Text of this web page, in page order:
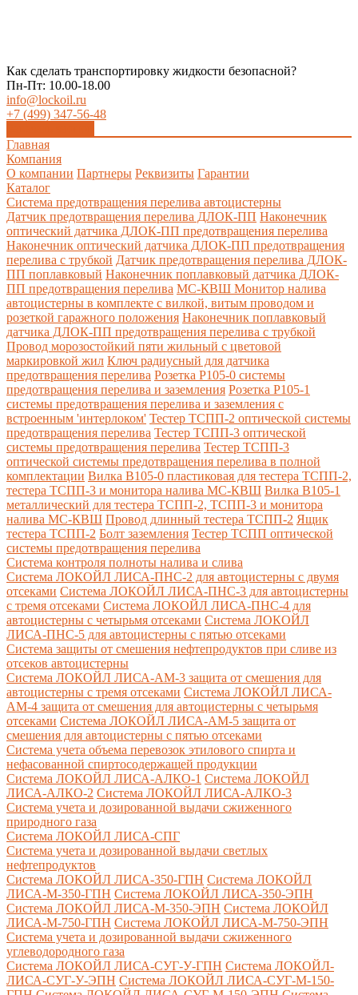
Как сделать транспортировку жидкости безопасной?
Пн-Пт: 10.00-18.00
info@lockoil.ru
+7 (499) 347-56-48
Главная
Компания
О компании Партнеры Реквизиты Гарантии
Каталог
Система предотвращения перелива автоцистерны
Датчик предотвращения перелива ДЛОК-ПП Наконечник
оптический датчика ДЛОК-ПП предотвращения перелива
Наконечник оптический датчика ДЛОК-ПП предотвращения
перелива с трубкой Датчик предотвращения перелива ДЛОК-
ПП поплавковый Наконечник поплавковый датчика ДЛОК-
ПП предотвращения перелива МС-КВШ Монитор налива
автоцистерны в комплекте с вилкой, витым проводом и
розеткой гаражного положения Наконечник поплавковый
датчика ДЛОК-ПП предотвращения перелива с трубкой
Провод морозостойкий пяти жильный с цветовой
маркировкой жил Ключ радиусный для датчика
предотвращения перелива Розетка Р105-0 системы
предотвращения перелива и заземления Розетка Р105-1
системы предотвращения перелива и заземления с
встроенным 'интерлоком' Тестер ТСПП-2 оптической системы
предотвращения перелива Тестер ТСПП-3 оптической
системы предотвращения перелива Тестер ТСПП-3
оптической системы предотвращения перелива в полной
комплектации Вилка В105-0 пластиковая для тестера ТСПП-2,
тестера ТСПП-3 и монитора налива МС-КВШ Вилка В105-1
металлический для тестера ТСПП-2, ТСПП-3 и монитора
налива МС-КВШ Провод длинный тестера ТСПП-2 Ящик
тестера ТСПП-2 Болт заземления Тестер ТСПП оптической
системы предотвращения перелива
Cистема контроля полноты налива и слива
Система ЛОКОЙЛ ЛИСА-ПНС-2 для автоцистерны с двумя
отсеками Система ЛОКОЙЛ ЛИСА-ПНС-3 для автоцистерны
с тремя отсеками Система ЛОКОЙЛ ЛИСА-ПНС-4 для
автоцистерны с четырьмя отсеками Система ЛОКОЙЛ
ЛИСА-ПНС-5 для автоцистерны с пятью отсеками
Система защиты от смешения нефтепродуктов при сливе из
отсеков автоцистерны
Система ЛОКОЙЛ ЛИСА-AM-3 защита от смешения для
автоцистерны с тремя отсеками Система ЛОКОЙЛ ЛИСА-
AM-4 защита от смешения для автоцистерны с четырьмя
отсеками Система ЛОКОЙЛ ЛИСА-AM-5 защита от
смешения для автоцистерны с пятью отсеками
Система учета объема перевозок этилового спирта и
нефасованной спиртосодержащей продукции
Система ЛОКОЙЛ ЛИСА-AЛКО-1 Система ЛОКОЙЛ
ЛИСА-АЛКО-2 Система ЛОКОЙЛ ЛИСА-АЛКО-3
Система учета и дозированной выдачи сжиженного
природного газа
Система ЛОКОЙЛ ЛИСА-СПГ
Система учета и дозированной выдачи светлых
нефтепродуктов
Система ЛОКОЙЛ ЛИСА-350-ГПН Система ЛОКОЙЛ
ЛИСА-М-350-ГПН Система ЛОКОЙЛ ЛИСА-350-ЭПН
Система ЛОКОЙЛ ЛИСА-М-350-ЭПН Система ЛОКОЙЛ
ЛИСА-М-750-ГПН Система ЛОКОЙЛ ЛИСА-М-750-ЭПН
Система учета и дозированной выдачи сжиженного
углеводородного газа
Система ЛОКОЙЛ ЛИСА-СУГ-У-ГПН Система ЛОКОЙЛ-
ЛИСА-СУГ-У-ЭПН Система ЛОКОЙЛ ЛИСА-СУГ-М-150-